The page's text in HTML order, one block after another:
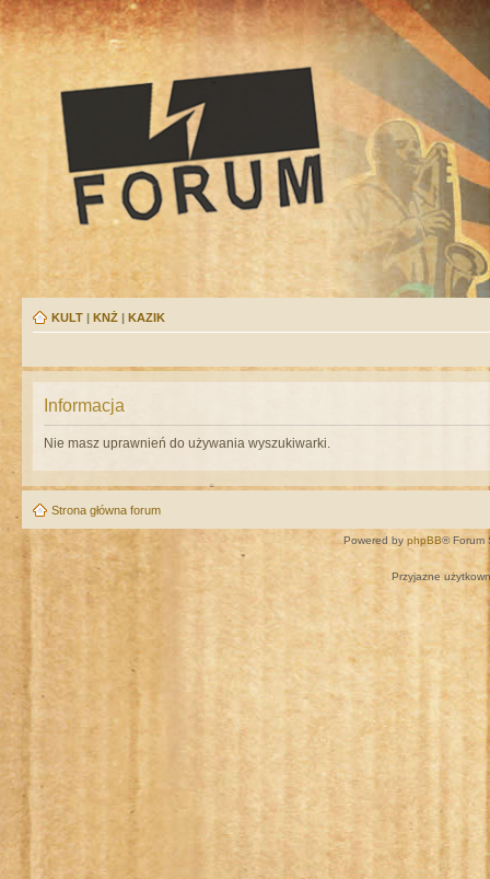
KULT | KNŻ | KAZIK
Informacja
Nie masz uprawnień do używania wyszukiwarki.
Strona główna forum
Powered by phpBB® Forum
Przyjazne